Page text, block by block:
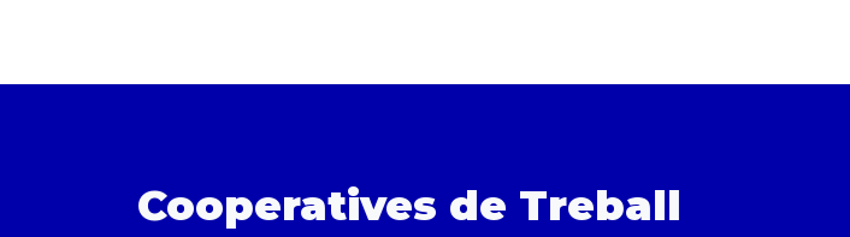
Cooperatives de Treball